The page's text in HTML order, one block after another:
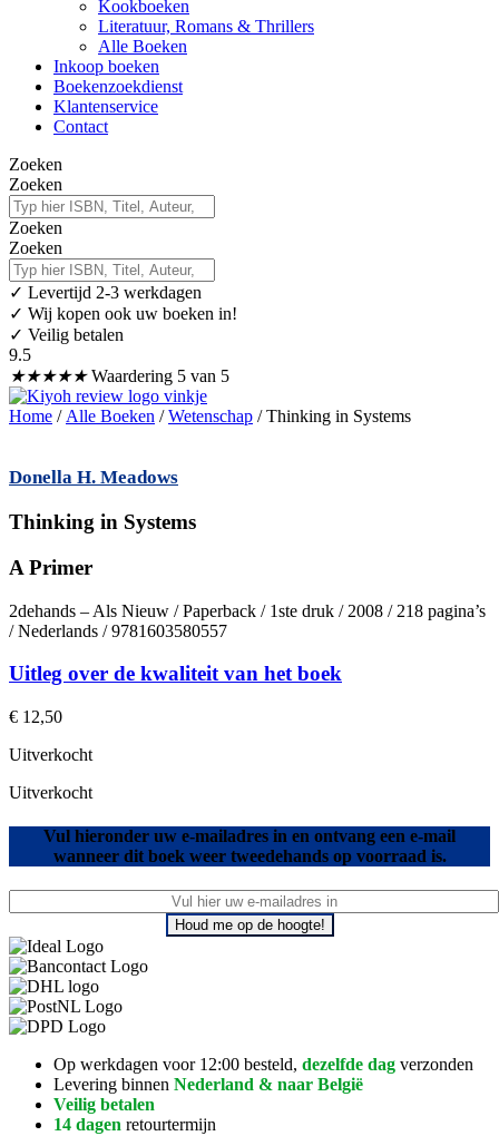
Kookboeken
Literatuur, Romans & Thrillers
Alle Boeken
Inkoop boeken
Boekenzoekdienst
Klantenservice
Contact
Zoeken
Zoeken
Zoeken
Zoeken
✓ Levertijd 2-3 werkdagen
✓ Wij kopen ook uw boeken in!
✓ Veilig betalen
9.5
★★★★★ Waardering 5 van 5
Home / Alle Boeken /Wetenschap / Thinking in Systems
Donella H. Meadows
Thinking in Systems
A Primer
2dehands – Als Nieuw / Paperback / 1ste druk / 2008 / 218 pagina’s
/ Nederlands / 9781603580557
Uitleg over de kwaliteit van het boek
€ 12,50
Uitverkocht
Uitverkocht
Vul hieronder uw e-mailadres in en ontvang een e-mail
wanneer dit boek weer tweedehands op voorraad is.
Houd me op de hoogte!
Op werkdagen voor 12:00 besteld, dezelfde dag verzonden
Levering binnen Nederland & naar België
Veilig betalen
14 dagen retourtermijn